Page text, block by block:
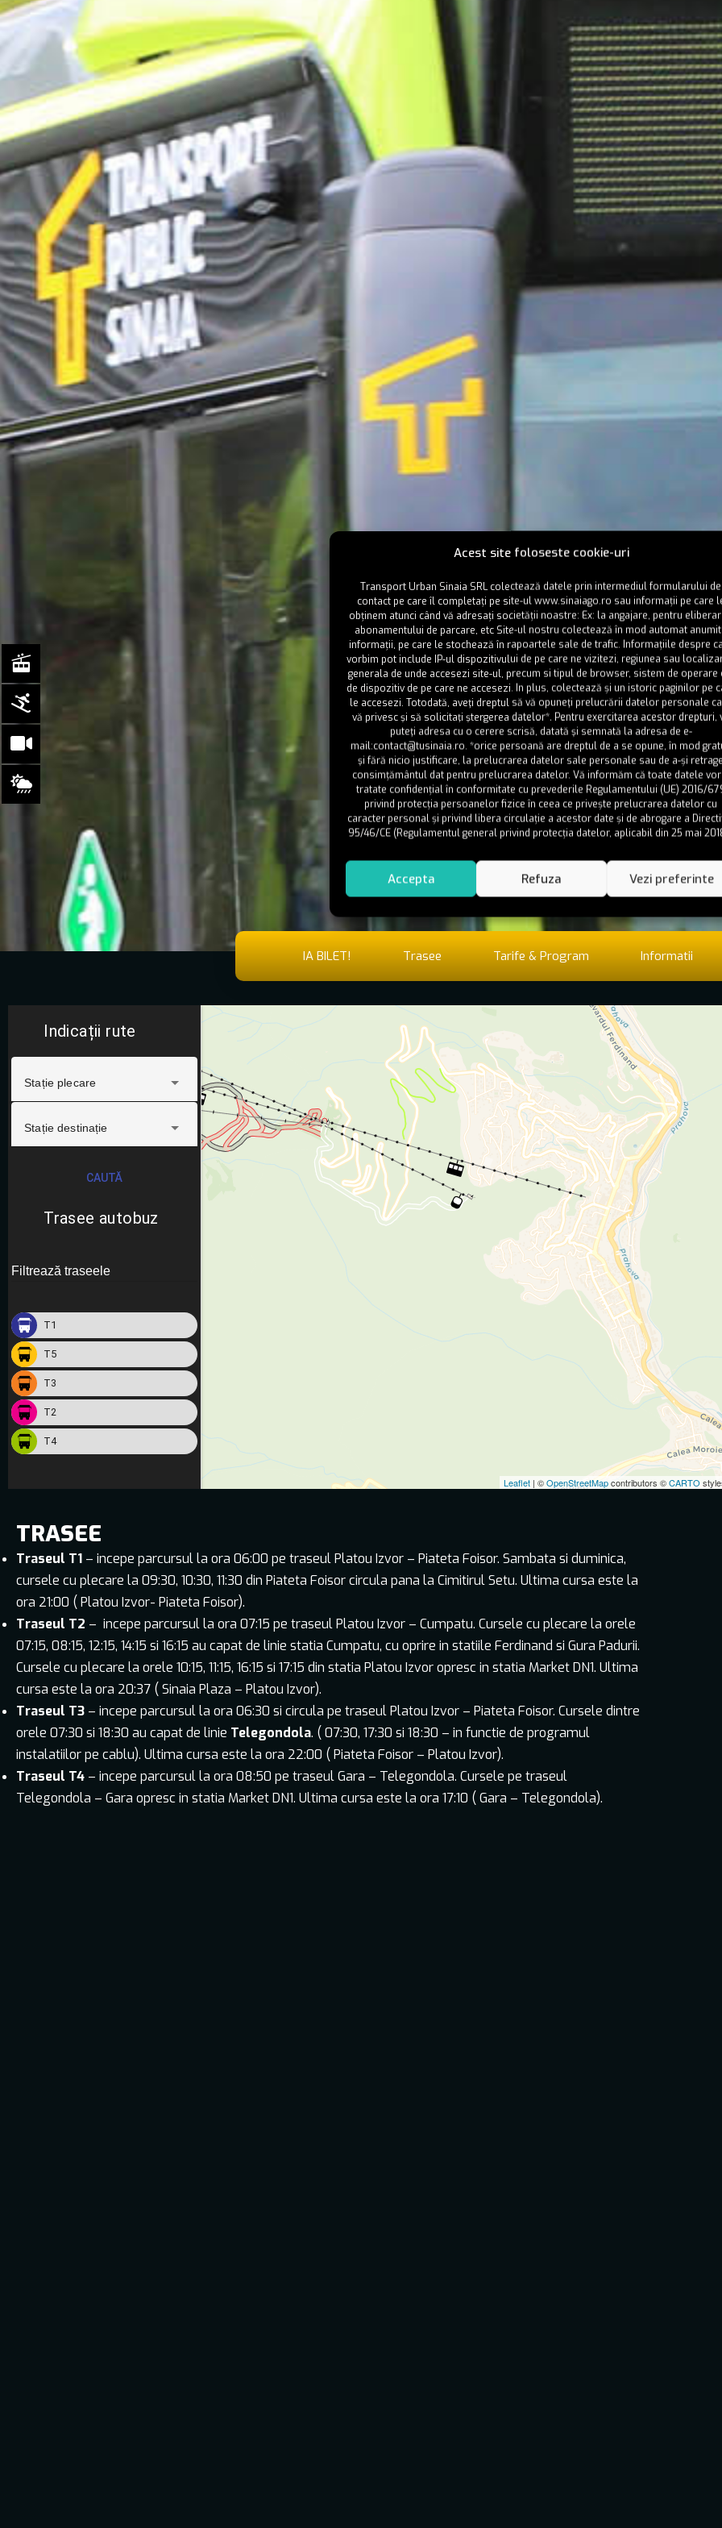
Acest site foloseste cookie-uri
Transport Urban Sinaia SRL colectează datele prin intermediul formularului de
contact pe care îl completați pe site-ul www.sinaiago.ro sau informații pe care
obținem atunci când vă adresați societății noastre: Ex: la angajare, pentru
abonamentului de parcare, etc Site-ul nostru colectează în mod automat
informații, pe care le stochează în rapoartele sale de trafic. Informațiile despre
vorbim pot include IP-ul dispozitivului de pe care ne vizitezi, regiunea sau
generala de unde accesezi site-ul, precum si tipul de browser, sistem de operare
de dispozitiv de pe care ne accesezi. In plus, colectează și un istoric paginilor pe
le accesezi. Totodată, aveţi dreptul să vă opuneţi prelucrării datelor personale
vă privesc şi să solicitaţi ştergerea datelor*. Pentru exercitarea acestor drepturi,
puteţi adresa cu o cerere scrisă, datată şi semnată la adresa de e-
mail:contact@tusinaia.ro. *orice persoană are dreptul de a se opune, în mod
şi fără nicio justificare, la prelucrarea datelor sale personale sau de a-și
consimțământul dat pentru prelucrarea datelor. Vă informăm că toate datele
tratate confidențial în conformitate cu prevederile Regulamentului (UE) 2016/
privind protecția persoanelor fizice în ceea ce privește prelucrarea datelor cu
caracter personal și privind libera circulație a acestor date și de abrogare a
95/46/CE (Regulamentul general privind protecția datelor, aplicabil din 25 mai
Accepta Refuza Vezi preferinte
IA BILET! Trasee Tarife & Program Informatii
TRASEE
Traseul T1 – incepe parcursul la ora 06:00 pe traseul Platou Izvor – Piateta Foisor. Sambata si duminica,
cursele cu plecare la 09:30, 10:30, 11:30 din Piateta Foisor circula pana la Cimitirul Setu. Ultima cursa este la
ora 21:00 ( Platou Izvor- Piateta Foisor).
Traseul T2 – incepe parcursul la ora 07:15 pe traseul Platou Izvor – Cumpatu. Cursele cu plecare la orele
07:15, 08:15, 12:15, 14:15 si 16:15 au capat de linie statia Cumpatu, cu oprire in statiile Ferdinand si Gura Padurii.
Cursele cu plecare la orele 10:15, 11:15, 16:15 si 17:15 din statia Platou Izvor opresc in statia Market DN1. Ultima
cursa este la ora 20:37 ( Sinaia Plaza – Platou Izvor).
Traseul T3 – incepe parcursul la ora 06:30 si circula pe traseul Platou Izvor – Piateta Foisor. Cursele dintre
orele 07:30 si 18:30 au capat de linie Telegondola. ( 07:30, 17:30 si 18:30 – in functie de programul
instalatiilor pe cablu). Ultima cursa este la ora 22:00 ( Piateta Foisor – Platou Izvor).
Traseul T4 – incepe parcursul la ora 08:50 pe traseul Gara – Telegondola. Cursele pe traseul
Telegondola – Gara opresc in statia Market DN1. Ultima cursa este la ora 17:10 ( Gara – Telegondola).